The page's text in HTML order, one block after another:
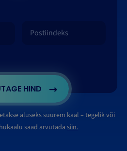
HIND
aluseks suurem kaal – tegelik või
saad arvutada siin.